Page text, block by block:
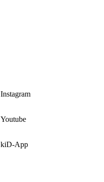
Instagram
Youtube
kiD-App